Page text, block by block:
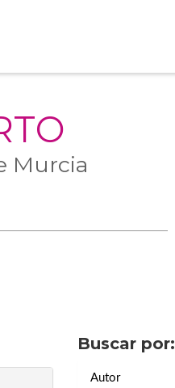
Murcia
Buscar por:
Autor